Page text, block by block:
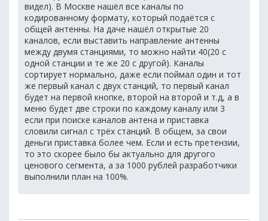
видел). В Москве нашёл все каналы по
кодированному формату, который подаётся с
общей антенны. На даче нашёл открытые 20
каналов, если выставить направление антенны
между двумя станциями, то можно найти 40(20 с
одной станции и те же 20 с другой). Каналы
сортирует нормально, даже если поймал один и тот
же первый канал с двух станций, то первый канал
будет на первой кнопке, второй на второй и т.д, а в
меню будет две строки по каждому каналу или 3
если при поиске каналов антена и приставка
словили сигнал с трёх станций. В общем, за свои
деньги приставка более чем. Если и есть претензии,
то это скорее было бы актуально для другого
ценового сегмента, а за 1000 рублей разработчики
выполнили план на 100%.